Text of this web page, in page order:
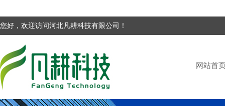
您好，欢迎访问河北凡耕科技有限公司！
网站首